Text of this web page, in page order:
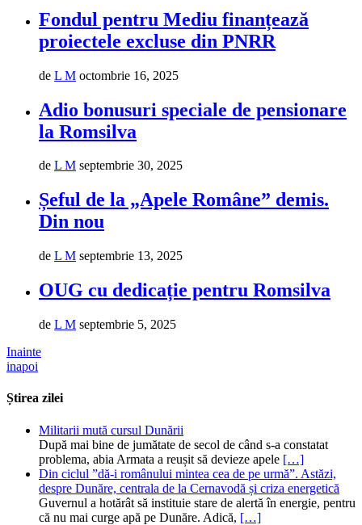
Fondul pentru Mediu finanțează
proiectele excluse din PNRR
de L M octombrie 16, 2025
Adio bonusuri speciale de pensionare
la Romsilva
de L M septembrie 30, 2025
Șeful de la „Apele Române” demis.
Din nou
de L M septembrie 13, 2025
OUG cu dedicație pentru Romsilva
de L M septembrie 5, 2025
Inainte
inapoi
Știrea zilei
Militarii mută cursul Dunării
După mai bine de jumătate de secol de când s-a constatat
problema, abia Armata a reușit să devieze apele […]
Din ciclul ”dă-i românului mintea cea de pe urmă”. Astăzi,
despre Dunăre, centrala de la Cernavodă și criza energetică
Guvernul a hotărât să instituie stare de alertă în energie, pentru
că nu mai curge apă pe Dunăre. Adică, […]